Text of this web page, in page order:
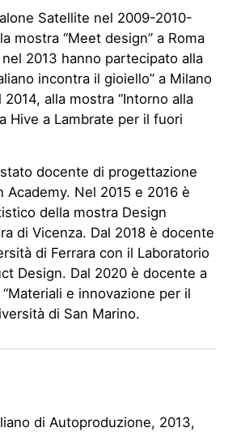
Satellite nel 2009-2010-
mostra “Meet design” a Roma
2013 hanno partecipato alla
incontra il gioiello” a Milano
alla mostra “Intorno alla
Hive a Lambrate per il fuori
docente di progettazione
Academy. Nel 2015 e 2016 è
della mostra Design
di Vicenza. Dal 2018 è docente
di Ferrara con il Laboratorio
Design. Dal 2020 è docente a
e innovazione per il
di San Marino.
di Autoproduzione, 2013,